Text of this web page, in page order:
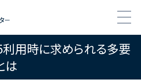
用時に求められる多要
は